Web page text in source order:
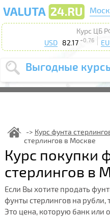
Курс ЦБ
USD
82.17 +0.76
Выгодные
Выберите
курс от
Выберите
действие:
Курс фунта
стерлингов в Москве
Курс покупки
стерлингов в
Если Вы хотите продать
фунты стерлингов на рубли,
Это цена, которую банк или